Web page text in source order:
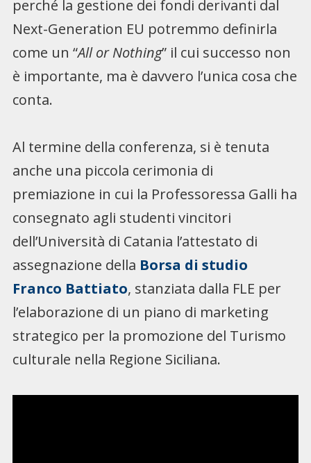
perché la gestione dei fondi derivanti dal
Next-Generation EU potremmo definirla
come un “All or Nothing” il cui successo non
è importante, ma è davvero l’unica cosa che
conta.
Al termine della conferenza, si è tenuta
anche una piccola cerimonia di
premiazione in cui la Professoressa Galli ha
consegnato agli studenti vincitori
dell’Università di Catania l’attestato di
assegnazione della Borsa di studio
Franco Battiato, stanziata dalla FLE per
l’elaborazione di un piano di marketing
strategico per la promozione del Turismo
culturale nella Regione Siciliana.